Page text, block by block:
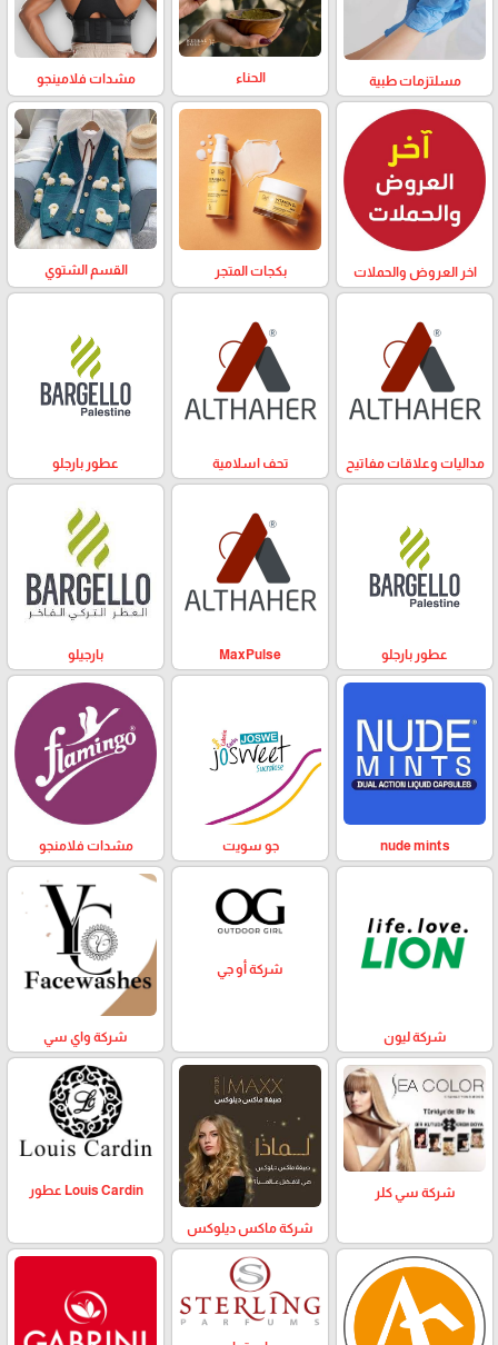
مسلتزمات طبية الحناء مشدات فلامينجو
اخر العروض والحملات بكجات المتجر القسم الشتوي
مداليات وعلاقات مفاتيح تحف اسلامية عطور بارجلو
عطور بارجلو MaxPulse بارجيلو
nude mints جو سويت مشدات فلامنجو
شركة ليون
شركة أو جي
شركة واي سي
شركة سي كلر
شركة ماكس ديلوكس
Louis Cardin عطور